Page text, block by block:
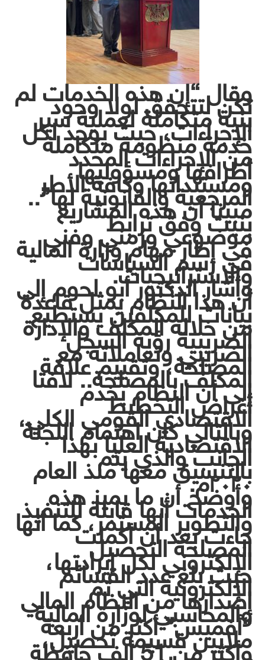
وقال “إن هذه الخدمات لم
تكن لتتحقق لولا وجود
بنية متكاملة لعملية سير
الإجراءات، حيث يوجد لكل
خدمة منظومة متكاملة
من الإجراءات المحدد
أطرافها ومسؤوليها
ومستنداتها وكافة الأطر
المرجعية والقانونية لها”..
مبينا أن هذه المشاريع
بنيت وفق ترابط
موضوعي وزمني وفني
في إطار مهام وزارة المالية
في رسم السياسات
والاستراتيجيات.
وأشار الدكتور أبو لحوم إلى
أن هذا النظام يمثل قاعدة
بيانات للمكلفين يستطيع
من خلاله المكلف والإدارة
الضريبية رؤية السجل
الضريبي وتعاملاته مع
المصلحة، وتقييم علاقة
المكلف بالمصلحة.. لافتا
إلى أن النظام يخدم
أغراض التخطيط
الاقتصادي القومي الكلي،
وبالتالي كان اهتمام اللجنة
الاقتصادية العليا بهذا
الجانب والذي يتم
بالتنسيق معها منذ العام
٢٠٢٠م.
وأوضح أن ما يميز هذه
الخدمات أنها قابلة للتنفيذ
والتطوير المستمر، كما أنها
جاءت بعد أن أكملت
المصلحة التحصيل
الإلكتروني لكل إيرادتها،
حيث بلغ عدد القسائم
الإلكترونية التي تم
إصدارها من النظام المالي
والمحاسبي لوزارة المالية
“أفميس” أكثر من أربعة
ملايين قسيمة تحصيل،
وأكثر من 51 ألف حافظة